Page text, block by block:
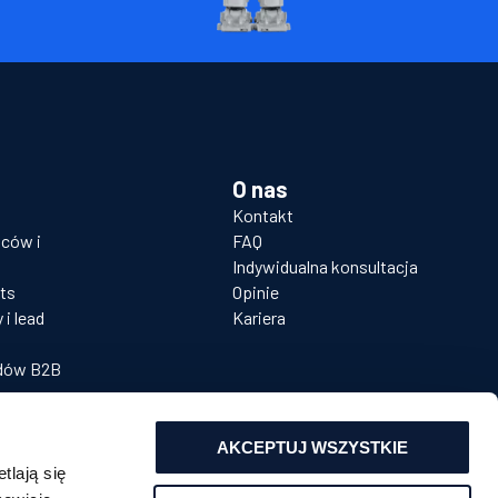
się
AKCEPTUJ WSZYSTKIE
i
lead
B2B
O nas
Kontakt
FAQ
Indywidualna konsultacja
Opinie
Kariera